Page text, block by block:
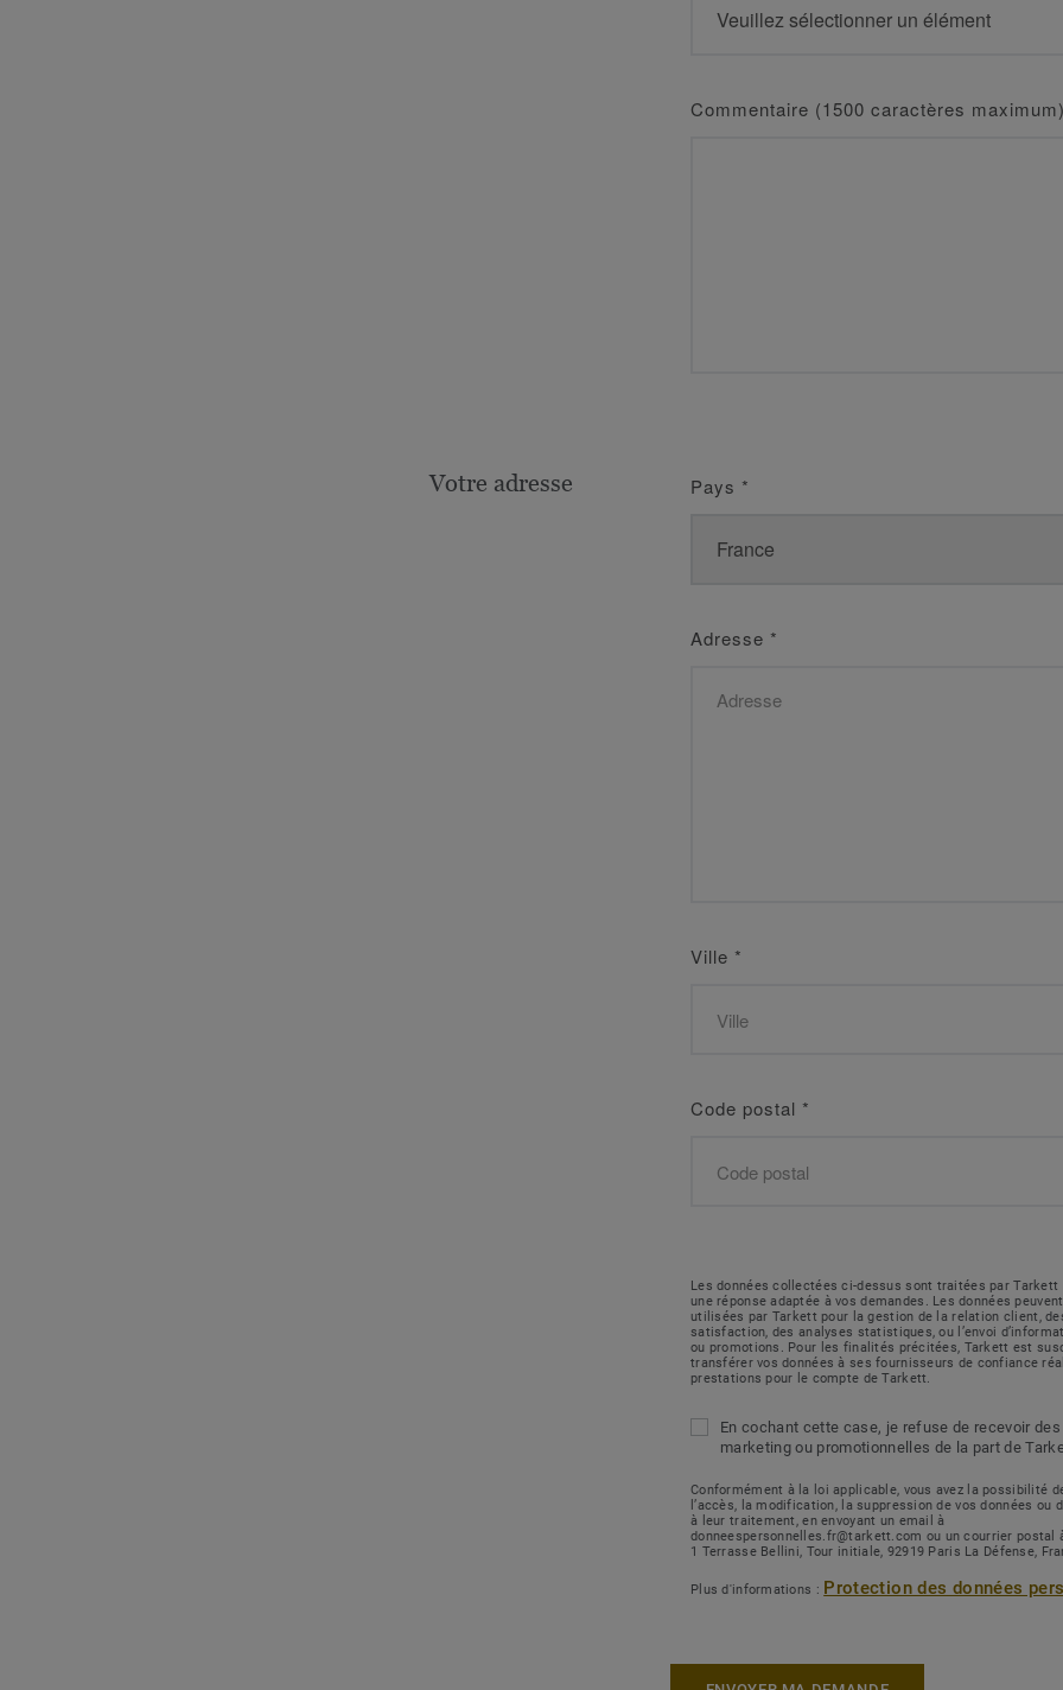
Commentaire (1500 caractères
Votre adresse Pays *
Adresse *
Ville *
Code postal *
Les données collectées ci-dessus sont traitées par
une réponse adaptée à vos demandes. Les données
utilisées par Tarkett pour la gestion de la relation client,
satisfaction, des analyses statistiques, ou l’envoi
ou promotions. Pour les finalités précitées, Tarkett est
transférer vos données à ses fournisseurs de confiance
prestations pour le compte de Tarkett.
En cochant cette case, je refuse de recevoir
marketing ou promotionnelles de la part de
Conformément à la loi applicable, vous avez la possibilité
l’accès, la modification, la suppression de vos données ou
à leur traitement, en envoyant un email à
donneespersonnelles.fr@tarkett.com ou un courrier postal
1 Terrasse Bellini, Tour initiale, 92919 Paris La Défense,
Plus d'informations : Protection des données